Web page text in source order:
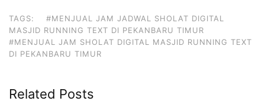
TAGS:
#MENJUAL JAM JADWAL SHOLAT DIGITAL
MASJID RUNNING TEXT DI PEKANBARU TIMUR
#MENJUAL JAM SHOLAT DIGITAL MASJID RUNNING TEXT
DI PEKANBARU TIMUR
Related Posts